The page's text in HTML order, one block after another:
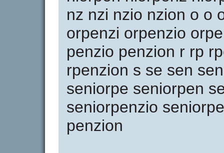
nz nzi nzio nzion o o
orpenzi orpenzio
penzio penzion r rp
rpenzion s se sen
seniorpe seniorpen
seniorpenzio
penzion